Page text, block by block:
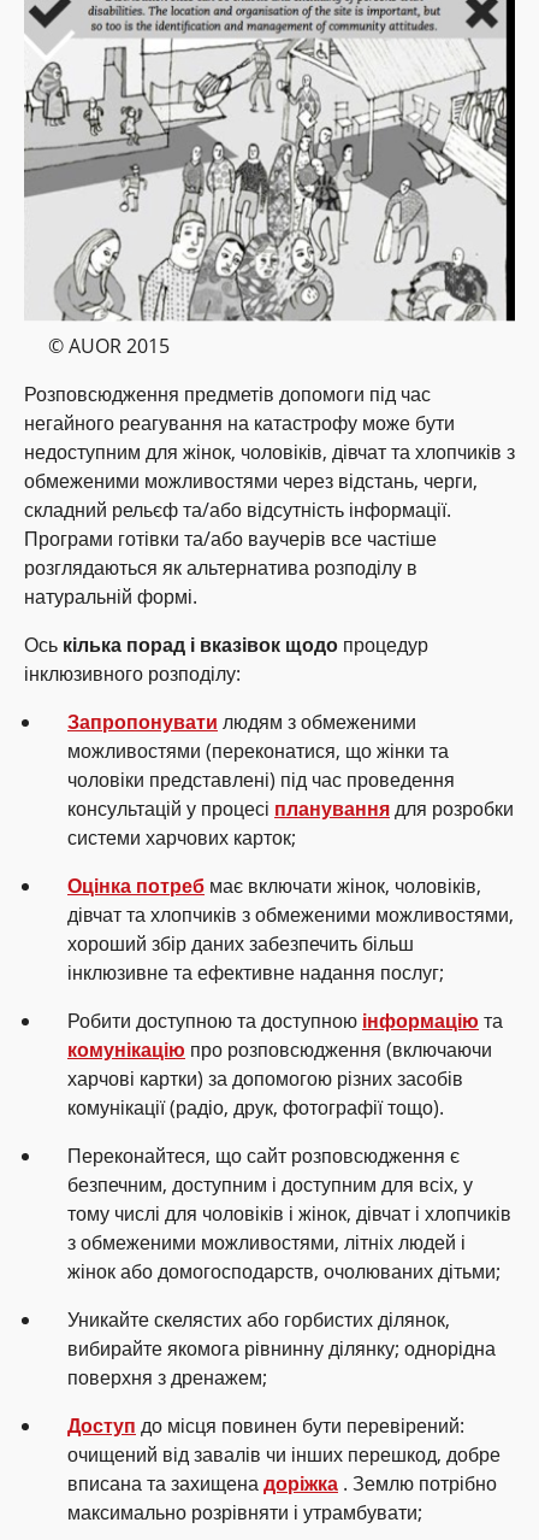
© AUOR 2015
Розповсюдження предметів допомоги під час
негайного реагування на катастрофу може бути
недоступним для жінок, чоловіків, дівчат та хлопчиків з
обмеженими можливостями через відстань, черги,
складний рельєф та/або відсутність інформації.
Програми готівки та/або ваучерів все частіше
розглядаються як альтернатива розподілу в
натуральній формі.
Ось кілька порад і вказівок щодо процедур
інклюзивного розподілу:
Запропонувати людям з обмеженими
можливостями (переконатися, що жінки та
чоловіки представлені) під час проведення
консультацій у процесі плануваннядля розробки
системи харчових карток;
Оцінка потреб має включати жінок, чоловіків,
дівчат та хлопчиків з обмеженими можливостями,
хороший збір даних забезпечить більш
інклюзивне та ефективне надання послуг;
Робити доступною та доступною інформацію та
комунікацію про розповсюдження (включаючи
харчові картки) за допомогою різних засобів
комунікації (радіо, друк, фотографії тощо).
Переконайтеся, що сайт розповсюдження є
безпечним, доступним і доступним для всіх, у
тому числі для чоловіків і жінок, дівчат і хлопчиків
з обмеженими можливостями, літніх людей і
жінок або домогосподарств, очолюваних дітьми;
Уникайте скелястих або горбистих ділянок,
вибирайте якомога рівнинну ділянку; однорідна
поверхня з дренажем;
Доступ до місця повинен бути перевірений:
очищений від завалів чи інших перешкод, добре
вписана та захищенадоріжка . Землю потрібно
максимально розрівняти і утрамбувати;